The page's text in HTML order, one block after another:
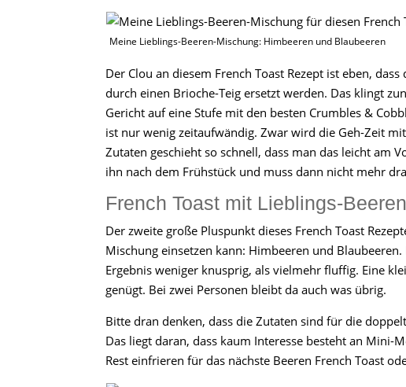
Meine Lieblings-Beeren-Mischung: Himbeeren und Blaubeeren
Der Clou an diesem French Toast Rezept ist eben,
durch einen Brioche-Teig ersetzt werden. Das klingt
Gericht auf eine Stufe mit den besten Crumbles &
ist nur wenig zeitaufwändig. Zwar wird die Geh-Zeit
Zutaten geschieht so schnell, dass man das leicht am
ihn nach dem Frühstück und muss dann nicht mehr
French Toast mit Lieblings-Beeren
Der zweite große Pluspunkt dieses French Toast
Mischung einsetzen kann: Himbeeren und
Ergebnis weniger knusprig, als vielmehr fluffig. Eine
genügt. Bei zwei Personen bleibt da auch was übrig.
Bitte dran denken, dass die Zutaten sind für die
Das liegt daran, dass kaum Interesse besteht an Mini-
Rest einfrieren für das nächste Beeren French Toast